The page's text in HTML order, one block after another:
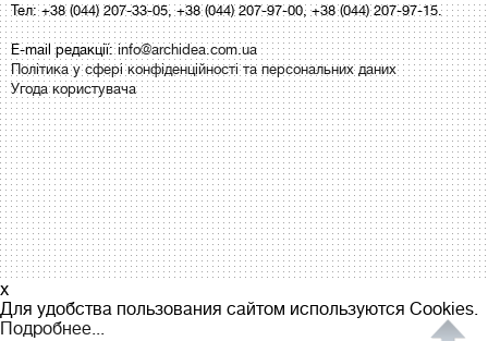
Тел: +38 (044) 207-33-05, +38 (044) 207-97-00, +38 (044) 207-97-15.
E-mail редакції:info@archidea.com.ua
Політика у сфері конфіденційності та персональних даних
Угода користувача
x
Для удобства пользования сайтом используются Cookies.
Подробнее...